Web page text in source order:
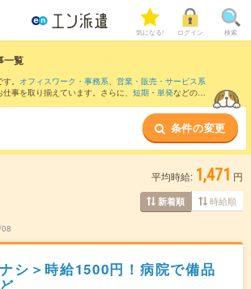
気になる! ログイン 検索
一覧
。 オフィスワーク・事務系、 営業・販売・サービス系
事を取り揃えています。さらに、 短期 ・ 単発などの期
など近隣駅のお仕事もご確認い
条件の変更
平均時給: 1,471 円
新着順 時給順
シ＞時給1500円！病院で備品